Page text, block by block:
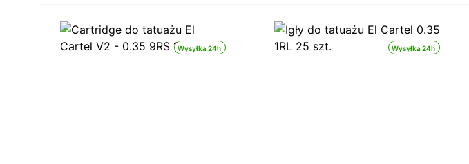
Wysyłka 24h Wysyłka 24h